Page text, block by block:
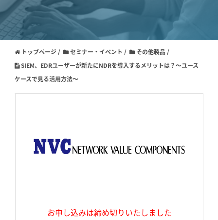
トップページ セミナー・イベント
その他製品
SIEM、EDRユーザーが新たにNDRを導入するメリットは？～ユース
ケースで見る活用方法～
お申し込みは締め切りいたしました